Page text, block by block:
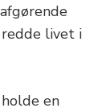
livet i
en